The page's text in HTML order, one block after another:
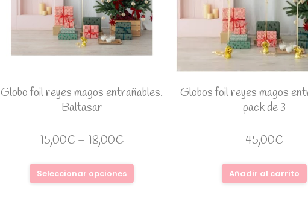
Globo foil reyes magos entrañables.
Baltasar
15,00€– 18,00€
Seleccionar opciones
Globos foil reyes magos
pack de 3
45,00€
Añadir al carrito